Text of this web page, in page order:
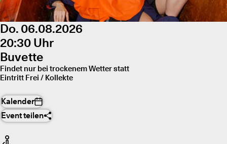
Do. 06.08.2026
20:30 Uhr
Buvette
Findet nur bei trockenem Wetter statt
Eintritt Frei / Kollekte
Kalender
Event teilen